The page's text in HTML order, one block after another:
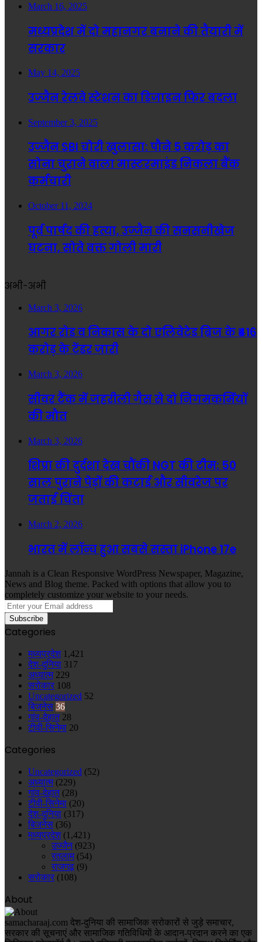
March 16, 2025
मध्यप्रदेश में दो महानगर बनाने की तैयारी में
सरकार
May 14, 2025
उज्जैन रेलवे स्टेशन का डिजाइन फिर बदला
September 3, 2025
उज्जैन SBI चोरी खुलासा: पौने 5 करोड़ का
सोना चुराने वाला मास्टरमाइंड निकला बैंक
कर्मचारी
October 11, 2024
पूर्व पार्षद की हत्या, उज्जैन की सनसनीखेज
घटना, सोते वक्त गोली मारी
अभी-अभी
March 3, 2026
आगर रोड व निकास के दो एलिवेटेड ब्रिज के ₹416
करोड़ के टेंडर जारी
March 3, 2026
सीवर टैंक में जहरीली गैस से दो निगमकर्मियों
की मौत
March 3, 2026
शिप्रा की दुर्दशा देख चौंकी NGT की टीम: 50
साल पुराने पेड़ों की कटाई और सीवरेज पर
जताई चिंता
March 2, 2026
भारत में लॉन्च हुआ सबसे सस्ता iPhone 17e
Jannah is a Clean Responsive WordPress Newspaper, Magazine,
News and Blog theme. Packed with options that allow you to
completely customize your website to your needs.
Enter
your
Email
address
Categories
मध्यप्रदेश 1,421
देश-दुनिया 317
अध्यात्म 229
सरोकार 108
Uncategorized 52
बिजनेस 36
गांव-देहात 28
टीवी-सिनेमा 20
Categories
Uncategorized (52)
अध्यात्म(229)
गांव-देहात(28)
टीवी-सिनेमा (20)
देश-दुनिया (317)
बिजनेस (36)
मध्यप्रदेश(1,421)
उज्जैन(923)
रतलाम(54)
राजगढ़ (9)
सरोकार (108)
About
samacharaaj.com देश-दुनिया की सामाजिक सरोकारों से जुड़े समाचार,
सरकार की सूचनाएं और सामाजिक गतिविधियाें के आदान-प्रदान करने का एक